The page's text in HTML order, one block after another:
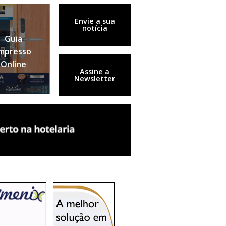
Guia
Online
Envie a sua
notícia
Assine a
Newsletter